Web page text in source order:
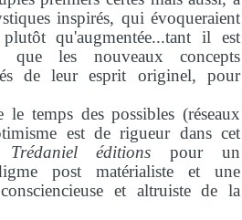
inspirés, qui évoqueraient
qu'augmentée...tant il est
que les nouveaux concepts
de leur esprit originel, pour
le temps des possibles (réseaux
est de rigueur dans cet
éditions pour un
post matérialiste et une
et altruiste de la